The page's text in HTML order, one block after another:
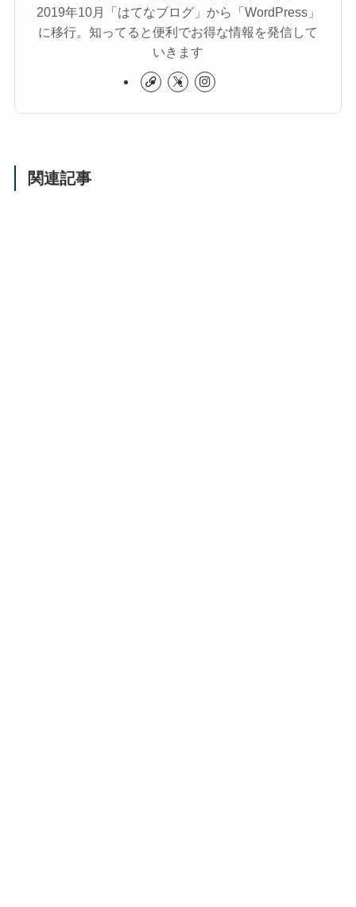
2019年10月「はてなブログ」から「WordPress」
に移行。知ってると便利でお得な情報を発信して
いきます
関連記事